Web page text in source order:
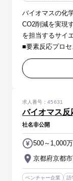
バイオマスの化
CO2削減を実現
を担当するサイエンテ
■要素反応プロ
高活性・高耐久
化・合理化のた
バイオマス反
求人番号：45631
社名非公開
京都府京都
500～1,000
ベンチャー企業 語